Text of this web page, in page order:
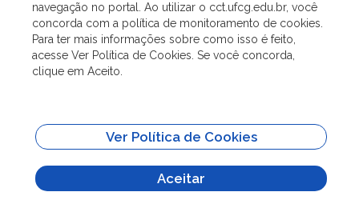
ASSUNTOS
ACESSO À INFORMAÇÃO
SITES IMPORTANTES
navegação no portal. Ao utilizar o cct.ufcg.edu.br, você
concorda com a política de monitoramento de cookies.
Para ter mais informações sobre como isso é feito,
acesse Ver Política de Cookies. Se você concorda,
clique em Aceito.
Ver Política de Cookies
Aceitar